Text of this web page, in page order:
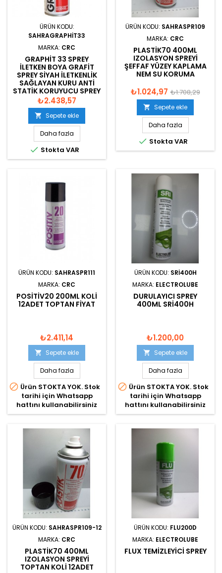
ÜRÜN KODU:
SAHRAGRAPHIT33
MARKA: CRC
GRAPHIT 33 SPREY
İLETKEN BOYA GRAFIT
SPREY SIYAH İLETKENLIK
SAĞLAYAN KURU ANTI
STATIK KORUYUCU SPREY
METAL PLASTIK UYUMLU
200ML
₺2.438,57
 Sepete ekle
Daha fazla
 Stokta VAR
ÜRÜN KODU: SAHRASPR109
MARKA: CRC
PLASTIK70 400ML
IZOLASYON SPREYI
ŞEFFAF YÜZEY KAPLAMA
NEM SU KORUMA
₺1.024,97 ₺1.708,29
 Sepete ekle
Daha fazla
 Stokta VAR
ÜRÜN KODU: SAHRASPR111
MARKA: CRC
POSITIV20 200ML KOLI
12ADET TOPTAN FIYAT
₺2.411,14
 Sepete ekle
Daha fazla
 Ürün STOKTA YOK. Stok
tarihi için Whatsapp
hattını kullanabilirsiniz
ÜRÜN KODU: SRI400H
MARKA: ELECTROLUBE
DURULAYICI SPREY
400ML SRI400H
₺1.200,00
 Sepete ekle
Daha fazla
 Ürün STOKTA YOK. Stok
tarihi için Whatsapp
hattını kullanabilirsiniz
ÜRÜN KODU: SAHRASPR109-12
MARKA: CRC
PLASTIK70 400ML
IZOLASYON SPREYI
TOPTAN KOLI 12ADET
ÜRÜN KODU: FLU200D
MARKA: ELECTROLUBE
FLUX TEMIZLEYICI SPREY